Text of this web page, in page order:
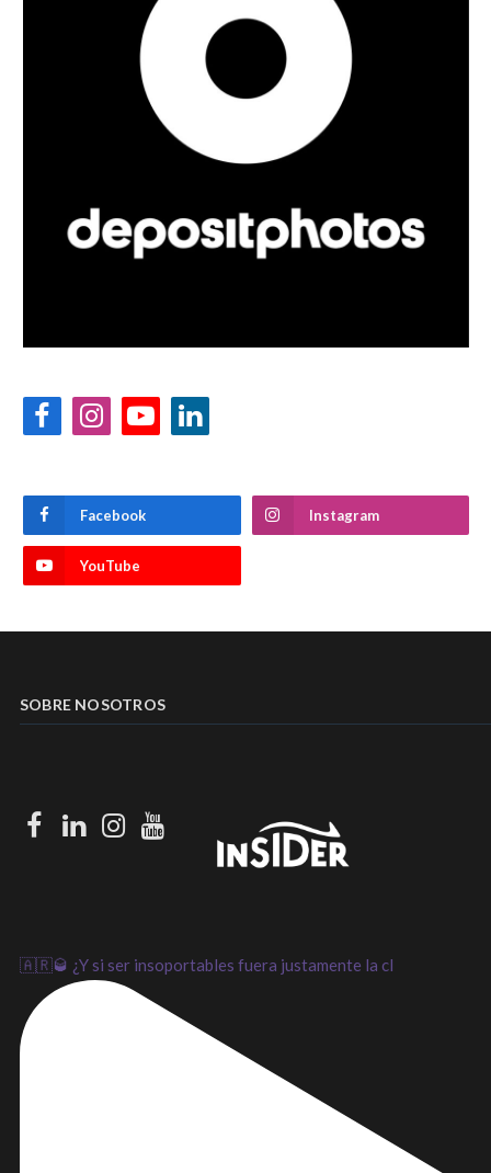
FacebookInstagramYouTubeLinkedIn
Facebook Instagram
YouTube
SOBRE NOSOTROS
Facebook
LinkedIn
Instagram
Youtube
🇦🇷🥃 ¿Y si ser insoportables fuera justamente la cl